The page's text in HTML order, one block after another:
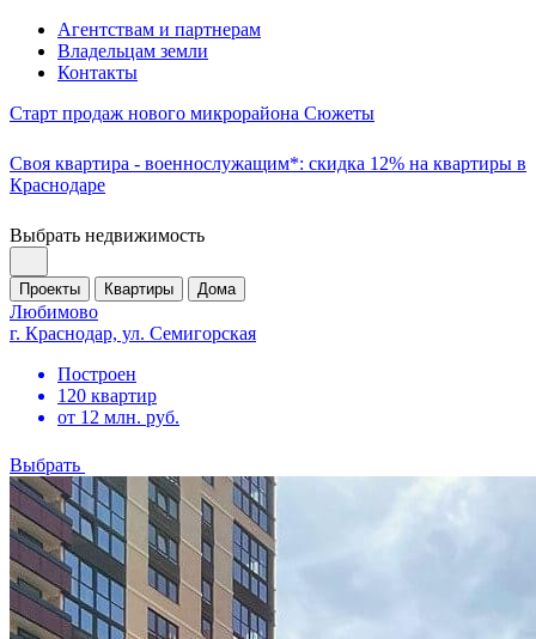
Агентствам и партнерам
Владельцам земли
Контакты
Старт продаж нового микрорайона Сюжеты
Своя квартира - военнослужащим*: скидка 12% на квартиры в
Краснодаре
Выбрать недвижимость
Проекты Квартиры Дома
Любимово
г. Краснодар, ул. Семигорская
Построен
120 квартир
от 12 млн. руб.
Выбрать